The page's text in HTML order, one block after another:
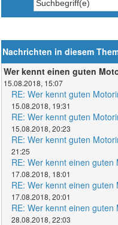
Nachrichten in diesem
Wer kennt einen guten
15.08.2018, 15:07
RE: Wer kennt guten
15.08.2018, 19:31
RE: Wer kennt guten
15.08.2018, 20:23
RE: Wer kennt guten
21:25
RE: Wer kennt einen guten
17.08.2018, 18:01
RE: Wer kennt einen guten
17.08.2018, 20:01
RE: Wer kennt einen guten
28.08.2018, 22:03